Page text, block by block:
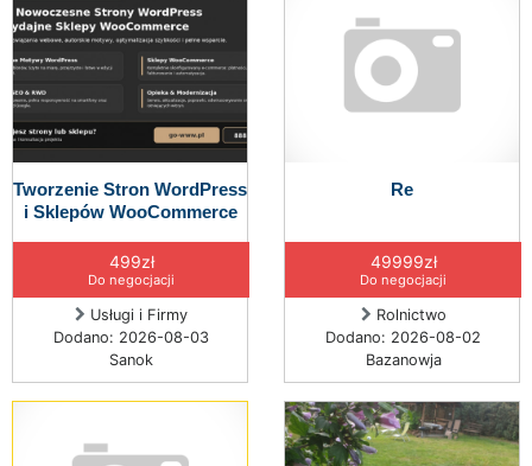
Tworzenie Stron WordPress
i Sklepów WooCommerce
499zł
Do negocjacji
Usługi i Firmy
Dodano: 2026-08-03
Sanok
Re
49999zł
Do negocjacji
Rolnictwo
Dodano: 2026-08-02
Bazanowja